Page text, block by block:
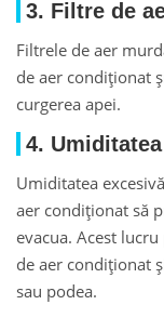
3. Filtre de
Filtrele de aer
de aer condiționat
curgerea apei.
4.
Umiditatea
aer condiționat să
evacua. Acest
de aer condiționat
sau podea.